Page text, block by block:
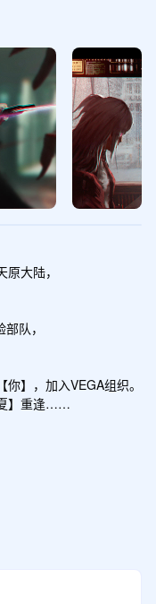
大陆，
队，
】，加入VEGA组织。
】重逢……